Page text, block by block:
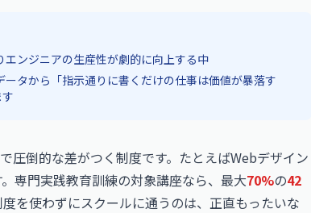
ンジニアの生産性が劇的に向上する中
タから「指示通りに書くだけの仕事は価値が暴落す
圧倒的な差がつく制度です。たとえばWebデザイン
専門実践教育訓練の対象講座なら、最大70%の42
を使わずにスクールに通うのは、正直もったいな